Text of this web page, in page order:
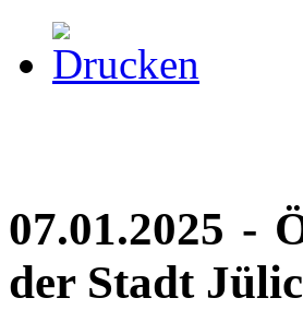
07.01.2025 -
der Stadt